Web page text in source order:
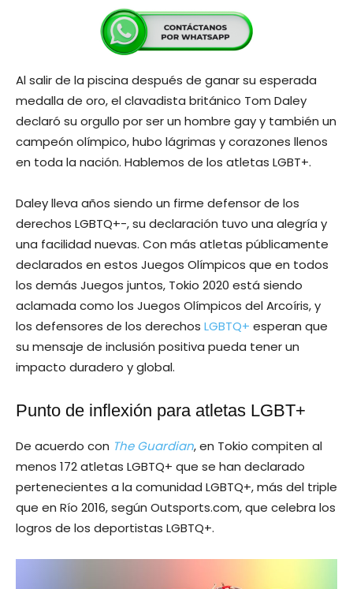
Al salir de la piscina después de ganar su esperada
medalla de oro, el clavadista británico Tom Daley
declaró su orgullo por ser un hombre gay y también un
campeón olímpico, hubo lágrimas y corazones llenos
en toda la nación. Hablemos de los atletas LGBT+.
Daley lleva años siendo un firme defensor de los
derechos LGBTQ+-, su declaración tuvo una alegría y
una facilidad nuevas. Con más atletas públicamente
declarados en estos Juegos Olímpicos que en todos
los demás Juegos juntos, Tokio 2020 está siendo
aclamada como los Juegos Olímpicos del Arcoíris, y
los defensores de los derechos LGBTQ+ esperan que
su mensaje de inclusión positiva pueda tener un
impacto duradero y global.
Punto de inflexión para atletas LGBT+
De acuerdo con The Guardian, en Tokio compiten al
menos 172 atletas LGBTQ+ que se han declarado
pertenecientes a la comunidad LGBTQ+, más del triple
que en Río 2016, según Outsports.com, que celebra los
logros de los deportistas LGBTQ+.